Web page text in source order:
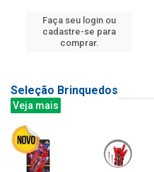
Faça seu login ou
cadastre-se para
comprar.
Seleção Brinquedos
Veja mais